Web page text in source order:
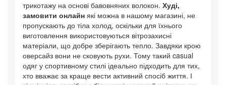
трикотажу на основі бавовняних волокон. Худі,
замовити онлайн які можна в нашому магазині, не
пропускають до тіла холод, оскільки для їхнього
виготовлення використовуються вітрозахисні
матеріали, що добре зберігають тепло. Завдяки крою
оверсайз вони не сковують рухи. Тому такий casual
одяг у спортивному стилі ідеально підходить для тих,
хто вважає за краще вести активний спосіб життя. І